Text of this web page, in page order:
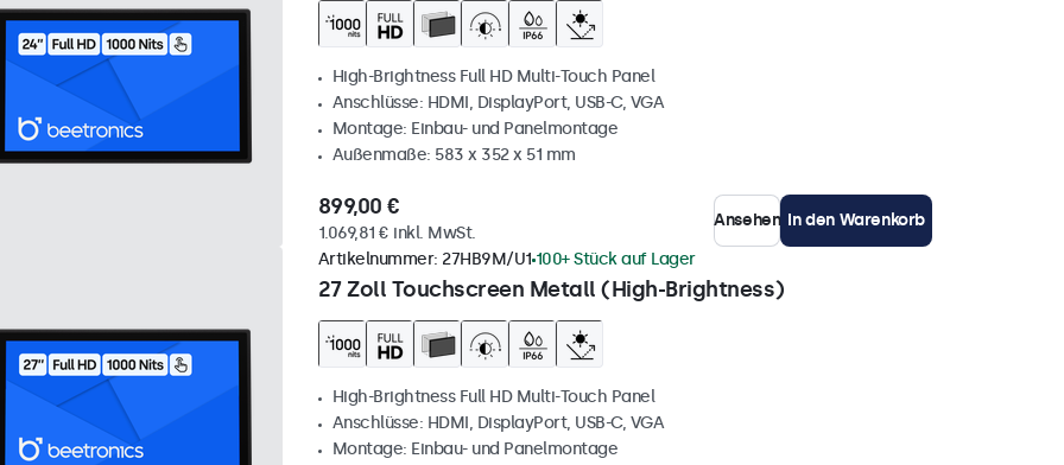
High-Brightness Full HD Multi-Touch Panel
Anschlüsse: HDMI, DisplayPort, USB-C, VGA
Montage: Einbau- und Panelmontage
Außenmaße: 583 x 352 x 51 mm
899,00 €
1.069,81 € inkl. MwSt.
Ansehen In den Warenkorb
27 Zoll Touchscreen Metall (High-Brightness)
Artikelnummer: 27HB9M/U1 100+ Stück auf Lager
High-Brightness Full HD Multi-Touch Panel
Anschlüsse: HDMI, DisplayPort, USB-C, VGA
Montage: Einbau- und Panelmontage